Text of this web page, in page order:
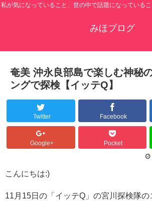
私が気になっていること、世の中で話題になっているこ
みほブログ
奄美 沖永良部島で楽しむ神秘
ングで探検【イッテQ】
Twitter Facebook
Google+ Pocket
こんにちは:)
11月15日の「イッテQ」の宮川探検隊